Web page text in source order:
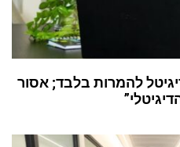
להמרות בלבד; אסור